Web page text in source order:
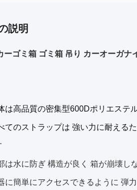
説明
ーゴミ箱 ゴミ箱 吊り カーオーガナ
は高品質の密集型600Dポリエステ
てのストラップは 強い力に耐える
は水に防ぎ 構造が良く 箱が崩壊し
に簡単にアクセスできるように 弾